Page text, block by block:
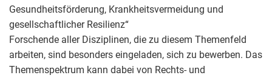
Gesundheitsförderung, Krankheitsvermeidung und
gesellschaftlicher Resilienz“
Forschende aller Disziplinen, die zu diesem Themenfeld
arbeiten, sind besonders eingeladen, sich zu bewerben. Das
Themenspektrum kann dabei von Rechts- und